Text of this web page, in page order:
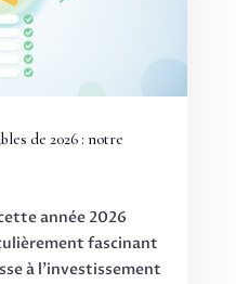
de 2026 : notre
année 2026
fascinant
à l’investissement